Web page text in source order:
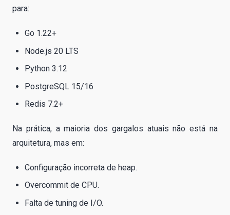
para:
Go 1.22+
Node.js 20 LTS
Python 3.12
PostgreSQL 15/16
Redis 7.2+
Na prática, a maioria dos gargalos atuais não está na
arquitetura, mas em:
Configuração incorreta de heap.
Overcommit de CPU.
Falta de tuning de I/O.